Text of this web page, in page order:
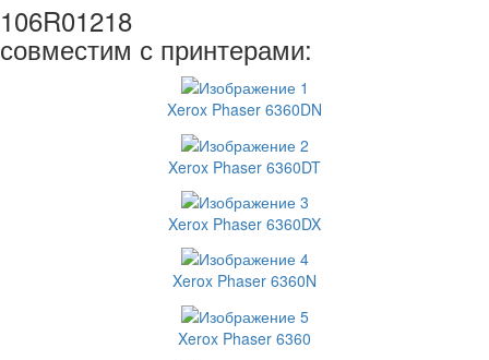
106R01218
совместим с принтерами:
Xerox Phaser 6360DN
Xerox Phaser 6360DT
Xerox Phaser 6360DX
Xerox Phaser 6360N
Xerox Phaser 6360